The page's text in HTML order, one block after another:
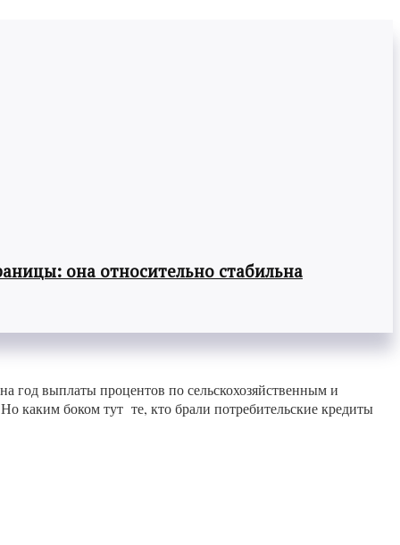
она относительно стабильна
год выплаты процентов по сельскохозяйственным и
каким боком тут те, кто брали потребительские кредиты